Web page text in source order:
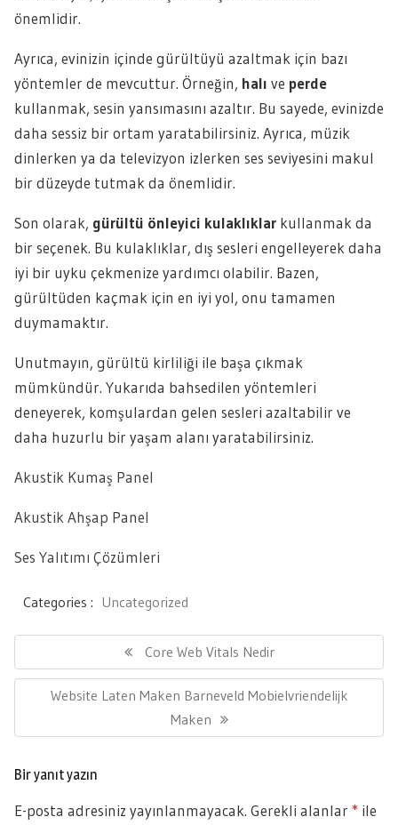
önemlidir.
Ayrıca, evinizin içinde gürültüyü azaltmak için bazı
yöntemler de mevcuttur. Örneğin, halı ve perde
kullanmak, sesin yansımasını azaltır. Bu sayede, evinizde
daha sessiz bir ortam yaratabilirsiniz. Ayrıca, müzik
dinlerken ya da televizyon izlerken ses seviyesini makul
bir düzeyde tutmak da önemlidir.
Son olarak, gürültü önleyici kulaklıklar kullanmak da
bir seçenek. Bu kulaklıklar, dış sesleri engelleyerek daha
iyi bir uyku çekmenize yardımcı olabilir. Bazen,
gürültüden kaçmak için en iyi yol, onu tamamen
duymamaktır.
Unutmayın, gürültü kirliliği ile başa çıkmak
mümkündür. Yukarıda bahsedilen yöntemleri
deneyerek, komşulardan gelen sesleri azaltabilir ve
daha huzurlu bir yaşam alanı yaratabilirsiniz.
Akustik Kumaş Panel
Akustik Ahşap Panel
Ses Yalıtımı Çözümleri
Categories : Uncategorized
Previous
Post:
Core Web Vitals Nedir
Next
Website Laten Maken Barneveld Mobielvriendelijk
Maken
Bir yanıt yazın
E-posta adresiniz yayınlanmayacak. Gerekli alanlar * ile